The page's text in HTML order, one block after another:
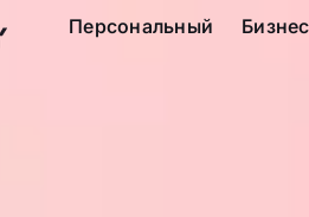
Персональный Бизнес